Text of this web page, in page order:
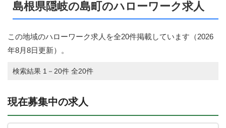
島根県隠岐の島町のハローワーク求人
この地域のハローワーク求人を全20件掲載しています（2026
年8月8日更新）。
検索結果 1－20件 全20件
現在募集中の求人